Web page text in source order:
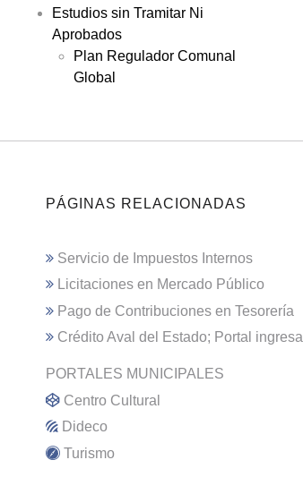
Estudios sin Tramitar Ni
Aprobados
Plan Regulador Comunal
Global
PÁGINAS RELACIONADAS
Servicio de Impuestos Internos
Licitaciones en Mercado Público
Pago de Contribuciones en Tesorería
Crédito Aval del Estado; Portal ingresa
PORTALES MUNICIPALES
Centro Cultural
Dideco
Turismo